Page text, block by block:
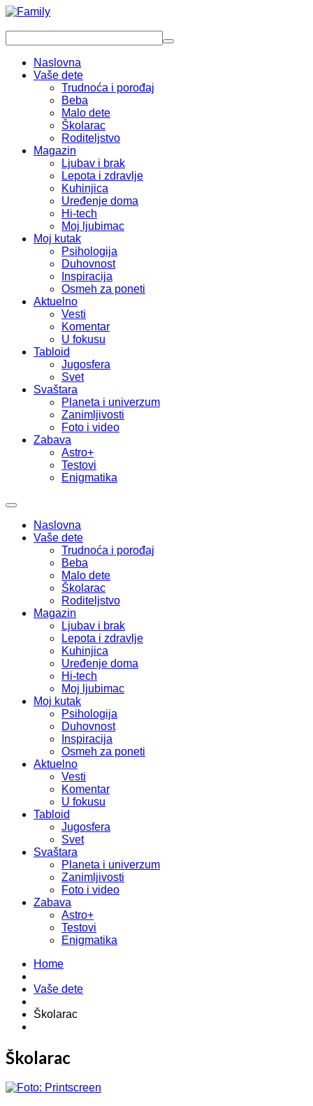
Naslovna
Vaše dete
Trudnoća i porođaj
Beba
Malo dete
Školarac
Roditeljstvo
Magazin
Ljubav i brak
Lepota i zdravlje
Kuhinjica
Uređenje doma
Hi-tech
Moj ljubimac
Moj kutak
Psihologija
Duhovnost
Inspiracija
Osmeh za poneti
Aktuelno
Vesti
Komentar
U fokusu
Tabloid
Jugosfera
Svet
Svaštara
Planeta i univerzum
Zanimljivosti
Foto i video
Zabava
Astro+
Testovi
Enigmatika
Naslovna
Vaše dete
Trudnoća i porođaj
Beba
Malo dete
Školarac
Roditeljstvo
Magazin
Ljubav i brak
Lepota i zdravlje
Kuhinjica
Uređenje doma
Hi-tech
Moj ljubimac
Moj kutak
Psihologija
Duhovnost
Inspiracija
Osmeh za poneti
Aktuelno
Vesti
Komentar
U fokusu
Tabloid
Jugosfera
Svet
Svaštara
Planeta i univerzum
Zanimljivosti
Foto i video
Zabava
Astro+
Testovi
Enigmatika
Home
Vaše dete
Školarac
Školarac